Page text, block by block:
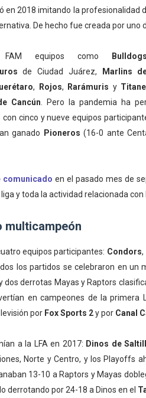
en 2018 imitando la profesionalidad
De hecho fue creada por uno
equipos como
de Ciudad Juárez, Marlins
, Rojos, Rarámuris y
Cancún . Pero la pandemia ha
cinco y nueve equipos
ganado Pioneros (16-0 ante
comunicado en el pasado mes de
y toda la actividad relacionada con
multicampeón
equipos participantes: Condors,
los partidos se celebraron en
dos derrotas Mayas y Raptors
en campeones de la primera
por Fox Sports 2y por Canal
a la LFA en 2017: Dinos de
Norte y Centro, y los Playoffs
13-10 a Raptors y Mayas
derrotando por 24-18 a Dinos en el